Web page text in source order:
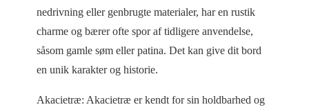
nedrivning eller genbrugte materialer, har en rustik
charme og bærer ofte spor af tidligere anvendelse,
såsom gamle søm eller patina. Det kan give dit bord
en unik karakter og historie.
Akacietræ: Akacietræ er kendt for sin holdbarhed og